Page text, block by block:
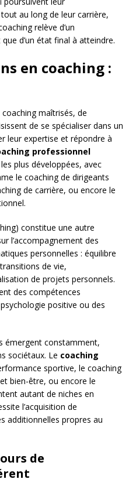
au long de leur carrière,
relève d’un
d’un état final à atteindre.
en coaching :
maîtrisés, de
de se spécialiser dans un
leur expertise et répondre à
professionnel
plus développées, avec
le coaching de dirigeants
de carrière, ou encore le
constitue une autre
l’accompagnement des
personnelles : équilibre
de vie,
de projets personnels.
des compétences
positive ou des
émergent constamment,
sociétaux. Le coaching
sportive, le coaching
bien-être, ou encore le
autant de niches en
l’acquisition de
additionnelles propres au
de